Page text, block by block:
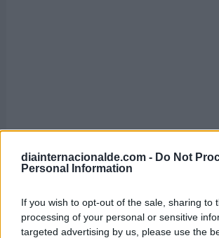
diainternacionalde.com - Do Not
Personal Information
If you wish to opt-out of the sale, sharing to
processing of your personal or sensitive
targeted advertising by us, please use the